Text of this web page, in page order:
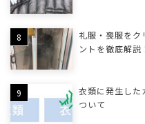
礼服・喪服をク
ントを徹底解説
衣類に発生した
ついて